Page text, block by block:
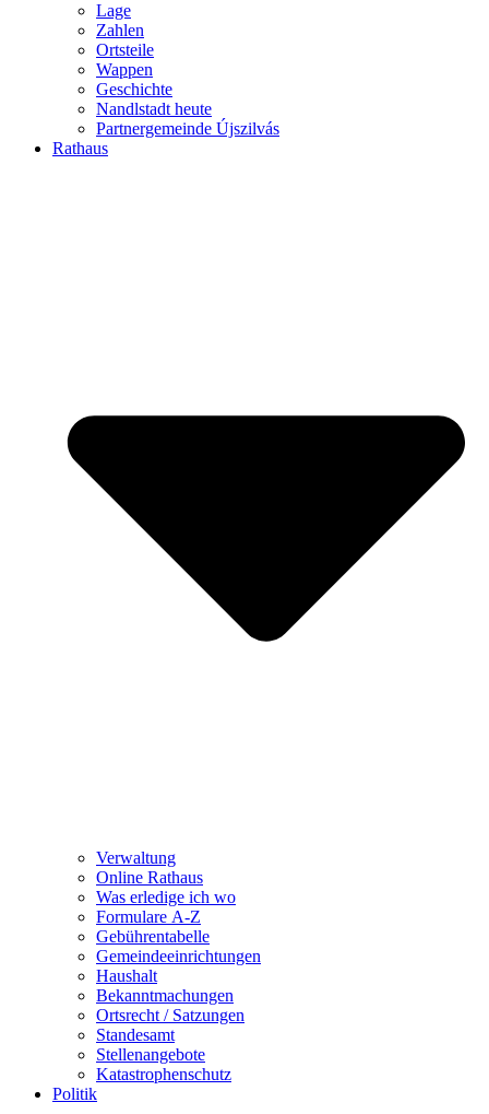
Lage
Zahlen
Ortsteile
Wappen
Geschichte
Nandlstadt heute
Partnergemeinde Újszilvás
Rathaus
Verwaltung
Online Rathaus
Was erledige ich wo
Formulare A-Z
Gebührentabelle
Gemeindeeinrichtungen
Haushalt
Bekanntmachungen
Ortsrecht / Satzungen
Standesamt
Stellenangebote
Katastrophenschutz
Politik